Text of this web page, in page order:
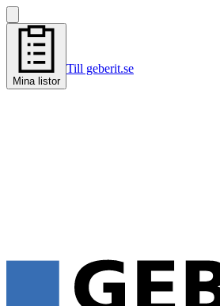
Mina listor
Till geberit.se